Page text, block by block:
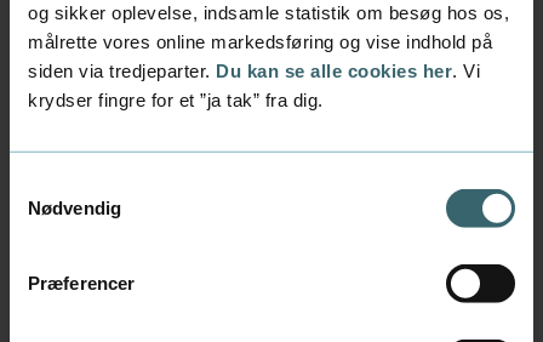
og sikker oplevelse, indsamle statistik om besøg hos os,
målrette vores online markedsføring og vise indhold på
siden via tredjeparter. Du kan se alle cookies her. Vi
krydser fingre for et ”ja tak” fra dig.
Nødvendig
Præferencer
Du skal kombinere teoretiske, praktiske og
udviklingsorienterede elementer med henblik
på løsning af en relevant problemstilling.
Eksamen og ECTS
afgangsprojektet er, at den studerende har
Afgangsprojektet udgør 15 ECTS-point.